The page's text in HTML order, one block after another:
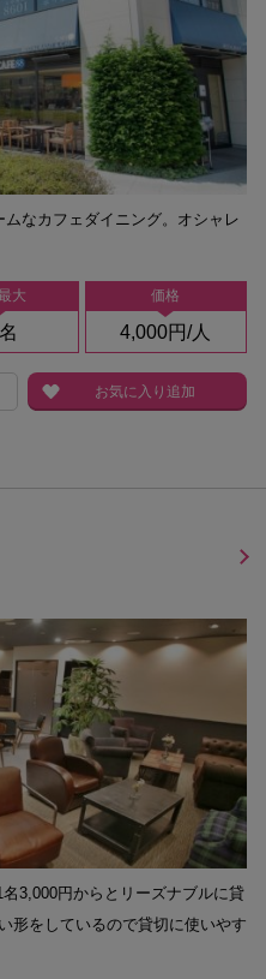
大 価格
4,000円/人
なカフェダイニング。オシャレ
お気に入り追加
3,000円からとリーズナブルに貸
形をしているので貸切に使いやす